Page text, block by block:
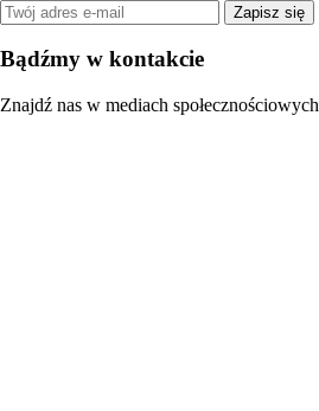
Zapisz się
Bądźmy w kontakcie
Znajdź nas w mediach społecznościowych